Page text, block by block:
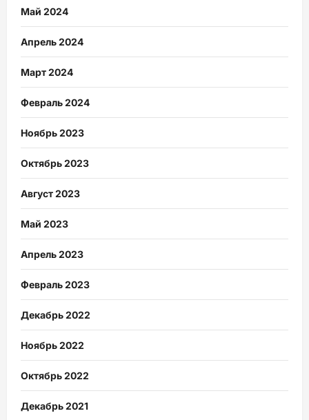
Май 2024
Апрель 2024
Март 2024
Февраль 2024
Ноябрь 2023
Октябрь 2023
Август 2023
Май 2023
Апрель 2023
Февраль 2023
Декабрь 2022
Ноябрь 2022
Октябрь 2022
Декабрь 2021